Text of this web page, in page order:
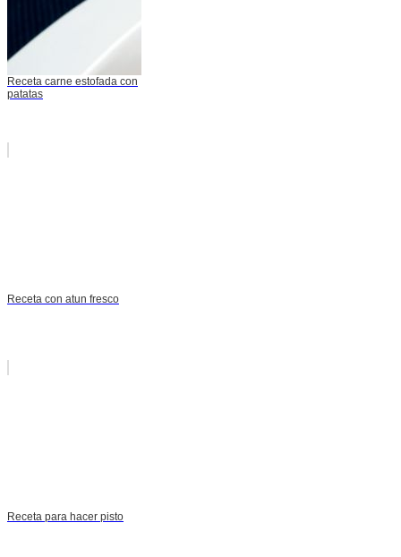
Receta carne estofada con
patatas
Receta con atun fresco
Receta para hacer pisto